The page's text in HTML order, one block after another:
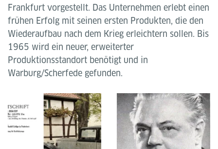
Frankfurt vorgestellt. Das Unternehmen erlebt einen
frühen Erfolg mit seinen ersten Produkten, die den
Wiederaufbau nach dem Krieg erleichtern sollen. Bis
1965 wird ein neuer, erweiterter
Produktionsstandort benötigt und in
Warburg/Scherfede gefunden.